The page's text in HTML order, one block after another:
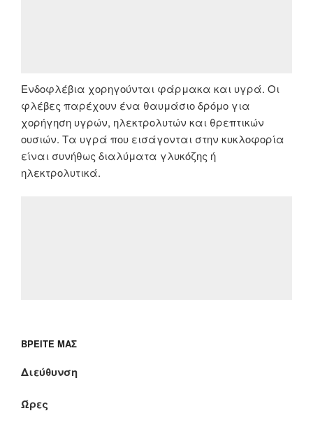
Ενδοφλέβια χορηγούνται φάρμακα και υγρά. Οι
φλέβες παρέχουν ένα θαυμάσιο δρόμο για
χορήγηση υγρών, ηλεκτρολυτών και θρεπτικών
ουσιών. Τα υγρά που εισάγονται στην κυκλοφορία
είναι συνήθως διαλύματα γλυκόζης ή
ηλεκτρολυτικά.
ΒΡΕΊΤΕ ΜΑΣ
Διεύθυνση
Ώρες